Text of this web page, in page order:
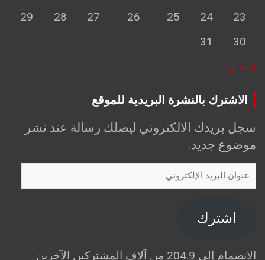
23
24
25
26
27
28
29
30
31
« مايو
الاشترك بالنشرة البريدية للموقع
سجل بريدك الالكتروني ليصلك رسالة عند نشر
موضوع جديد.
عنوان
البريد
اشترك
الانضمام إلى 204.9 من آلاف المشتركين الآخرين